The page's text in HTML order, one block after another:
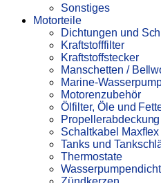
Sonstiges
Motorteile
Dichtungen und
Kraftstofffilter
Kraftstoffstecker
Manschetten /
Marine-
Motorenzubehör
Ölfilter, Öle und
Propellerabdeckung
Schaltkabel Maxflex
Tanks und
Thermostate